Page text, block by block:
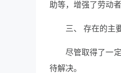
助等，增强了劳动
三、 存在的主
尽管取得了一
待解决。